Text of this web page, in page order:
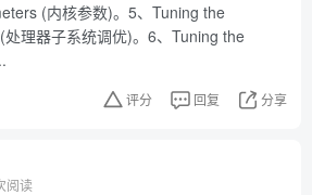
(内核参数)。5、Tuning the
理器子系统调优)。6、Tuning the
评分 回复 分享
阅读